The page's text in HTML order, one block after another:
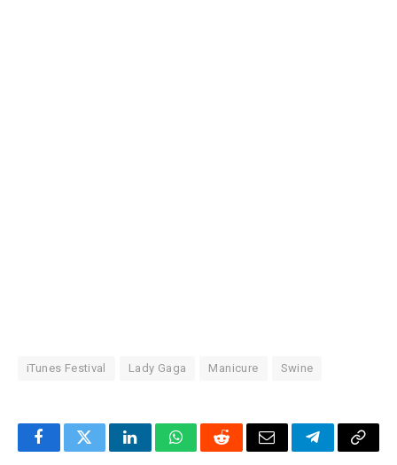
iTunes Festival Lady Gaga Manicure Swine
FacebookTwitterLinkedInWhatsAppRedditCorreoTelegrama